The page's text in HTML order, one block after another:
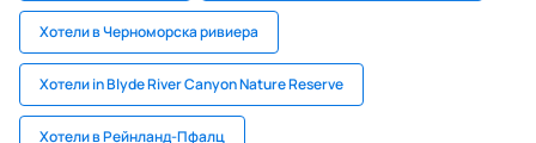
Хотели в Черноморска ривиера
Хотели in Blyde River Canyon Nature Reserve
Хотели в Рейнланд-Пфалц